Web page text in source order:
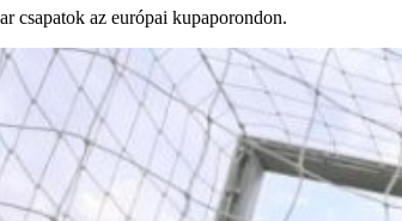
csapatok az európai kupaporondon.